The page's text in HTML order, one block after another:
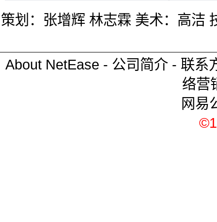
策划：张增辉 林志霖 美术：高
About NetEase - 公司简介- 联系
络营
网易